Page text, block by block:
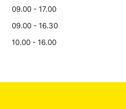
09.00 - 17.00
09.00 - 16.30
10.00 - 16.00